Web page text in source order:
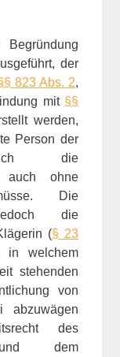
der
823 Abs. 2,
mit §§
werden,
Person der
die
auch ohne
Die
die
(§ 23
welchem
stehenden
von
abzuwägen
des
und dem